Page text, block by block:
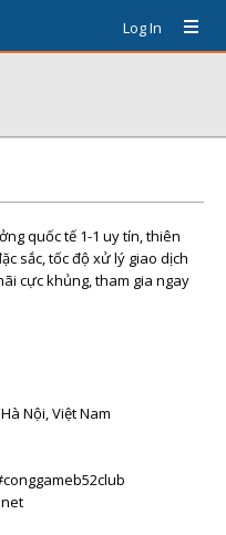
Log In
quốc tế 1-1 uy tín, thiên
sắc, tốc độ xử lý giao dịch
cực khủng, tham gia ngay
Nội, Việt Nam